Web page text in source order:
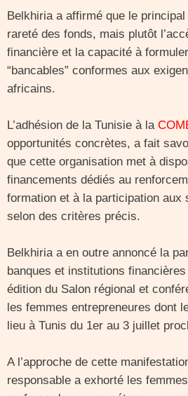
Belkhiria a affirmé que le
rareté des fonds, mais plutôt
financière et la capacité à
“bancables” conformes aux
africains.
L’adhésion de la Tunisie à la
opportunités concrètes, a fait
que cette organisation met à
financements dédiés au
formation et à la participation aux
selon des critères précis.
Belkhiria a en outre annoncé la
banques et institutions
édition du Salon régional et
les femmes entrepreneures dont
lieu à Tunis du 1er au 3 juillet
A l’approche de cette
responsable a exhorté les